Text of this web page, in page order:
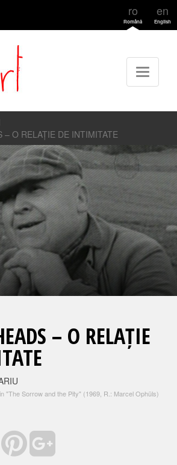
ro
Română
en
English
– O RELAȚIE DE INTIMITATE
– O RELAȚIE
"The Sorrow and the Pity" (1969, R.: Marcel Ophüls)